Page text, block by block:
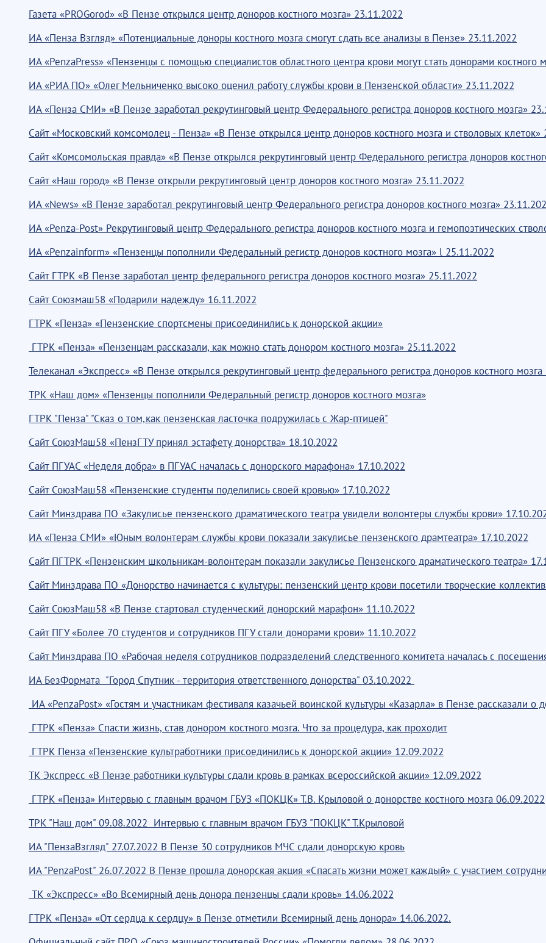
Газета «PROGorod» «В Пензе открылся центр доноров костного мозга» 23.11.2022
ИА «Пенза Взгляд» «Потенциальные доноры костного мозга смогут сдать все анализы в Пензе» 23.11.2022
ИА «PenzaPress» «Пензенцы с помощью специалистов областного центра крови могут стать донорами костного
ИА «РИА ПО» «Олег Мельниченко высоко оценил работу службы крови в Пензенской области» 23.11.2022
ИА «Пенза СМИ» «В Пензе заработал рекрутинговый центр Федерального регистра доноров костного мозга»
Сайт «Московский комсомолец - Пенза» «В Пензе открылся центр доноров костного мозга и стволовых клеток»
Сайт «Комсомольская правда» «В Пензе открылся рекрутинговый центр Федерального регистра доноров
Сайт «Наш город» «В Пензе открыли рекрутинговый центр доноров костного мозга» 23.11.2022
ИА «News» «В Пензе заработал рекрутинговый центр Федерального регистра доноров костного мозга»
ИА «Penza-Post» Рекрутинговый центр Федерального регистра доноров костного мозга и гемопоэтических
ИА «Penzainform» «Пензенцы пополнили Федеральный регистр доноров костного мозга» l 25.11.2022
Сайт ГТРК «В Пензе заработал центр федерального регистра доноров костного мозга» 25.11.2022
Сайт Союзмаш58 «Подарили надежду» 16.11.2022
ГТРК «Пенза» «Пензенские спортсмены присоединились к донорской акции»
ГТРК «Пенза» «Пензенцам рассказали, как можно стать донором костного мозга» 25.11.2022
Телеканал «Экспресс» «В Пензе открылся рекрутинговый центр федерального регистра доноров костного
ТРК «Наш дом» «Пензенцы пополнили Федеральный регистр доноров костного мозга»
ГТРК "Пенза" "Сказ о том,как пензенская ласточка подружилась с Жар-птицей"
Сайт СоюзМаш58 «ПензГТУ принял эстафету донорства» 18.10.2022
Сайт ПГУАС «Неделя добра» в ПГУАС началась с донорского марафона» 17.10.2022
Сайт СоюзМаш58 «Пензенские студенты поделились своей кровью» 17.10.2022
Сайт Минздрава ПО «Закулисье пензенского драматического театра увидели волонтеры службы крови»
ИА «Пенза СМИ» «Юным волонтерам службы крови показали закулисье пензенского драмтеатра» 17.10.2022
Сайт ПГТРК «Пензенским школьникам-волонтерам показали закулисье Пензенского драматического театра»
Сайт Минздрава ПО «Донорство начинается с культуры: пензенский центр крови посетили творческие
Сайт СоюзМаш58 «В Пензе стартовал студенческий донорский марафон» 11.10.2022
Сайт ПГУ «Более 70 студентов и сотрудников ПГУ стали донорами крови» 11.10.2022
Сайт Минздрава ПО «Рабочая неделя сотрудников подразделений следственного комитета началась с
ИА БезФормата "Город Спутник - территория ответственного донорства" 03.10.2022
ИА «PenzaPost» «Гостям и участникам фестиваля казачьей воинской культуры «Казарла» в Пензе рассказали о
ГТРК «Пенза» Спасти жизнь, став донором костного мозга. Что за процедура, как проходит
ГТРК Пенза «Пензенские культработники присоединились к донорской акции» 12.09.2022
ТК Экспресс «В Пензе работники культуры сдали кровь в рамках всероссийской акции» 12.09.2022
ГТРК «Пенза» Интервью с главным врачом ГБУЗ «ПОКЦК» Т.В. Крыловой о донорстве костного мозга 06.09.2022
ТРК "Наш дом" 09.08.2022 Интервью с главным врачом ГБУЗ "ПОКЦК" Т.Крыловой
ИА "ПензаВзгляд" 27.07.2022 В Пензе 30 сотрудников МЧС сдали донорскую кровь
ИА "PenzaPost" 26.07.2022 В Пензе прошла донорская акция «Спасать жизни может каждый» с участием
ТК «Экспресс» «Во Всемирный день донора пензенцы сдали кровь» 14.06.2022
ГТРК «Пенза» «От сердца к сердцу» в Пензе отметили Всемирный день донора» 14.06.2022.